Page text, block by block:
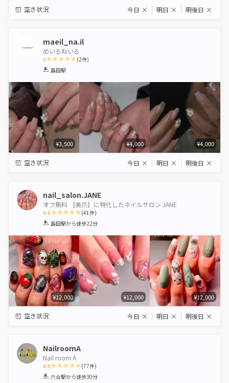
空き状況 今日 × 明日 × 明後日 ×
maeil_na.il
めいるねいる
5
1 2 3 4
(2件)
島田駅
¥3,500 ¥4,000 ¥4,000
空き状況 今日 × 明日 × 明後日 ×
nail_salon.JANE
オフ無料 〚美爪〛に特化したネイルサロン JANE
4.8
1 2 3 4 5
(41件)
島田駅から徒歩22分
¥12,000 ¥12,000 ¥12,000
空き状況 今日 × 明日 × 明後日 ×
NailroomA
Nail room A
4.9
1 2 3 4 5
(77件)
六合駅から徒歩30分